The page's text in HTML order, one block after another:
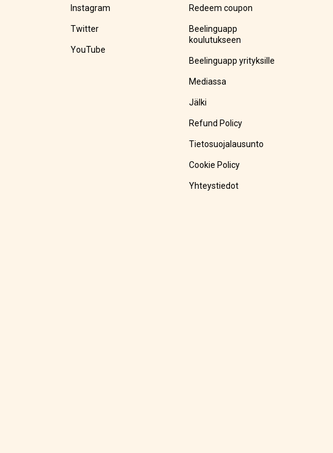
Instagram
Twitter
YouTube
Redeem coupon
Beelinguapp
koulutukseen
Beelinguapp yrityksille
Mediassa
Jälki
Refund Policy
Tietosuojalausunto
Cookie Policy
Yhteystiedot